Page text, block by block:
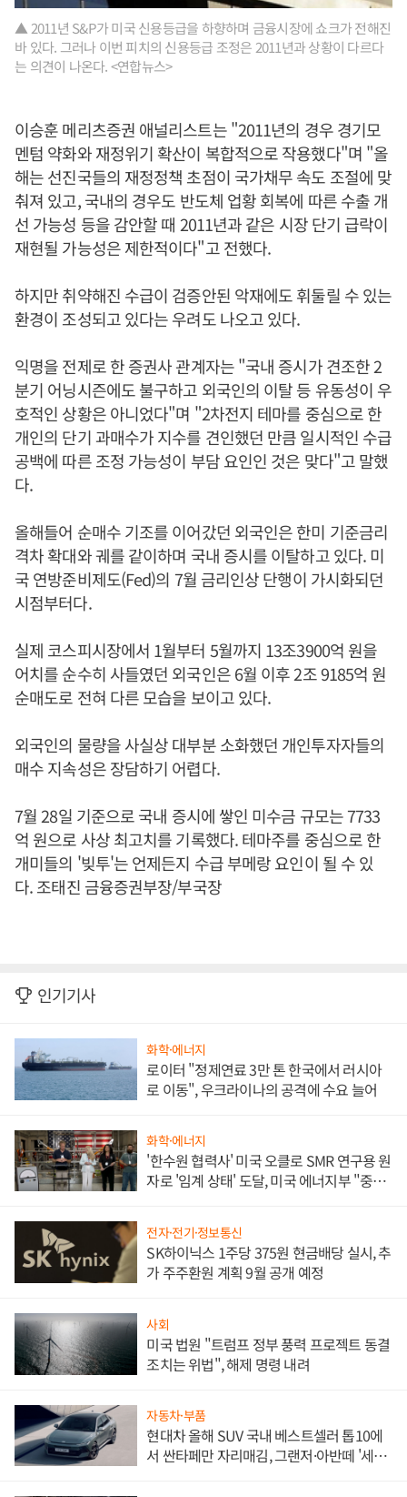
▲ 2011년 S&P가 미국 신용등급을 하향하며 금융시장에 쇼크가 전해진
바 있다. 그러나 이번 피치의 신용등급 조정은 2011년과 상황이 다르다
는 의견이 나온다. <연합뉴스>
이승훈 메리츠증권 애널리스트는 "2011년의 경우 경기모
멘텀 약화와 재정위기 확산이 복합적으로 작용했다"며 "올
해는 선진국들의 재정정책 초점이 국가채무 속도 조절에 맞
춰져 있고, 국내의 경우도 반도체 업황 회복에 따른 수출 개
선 가능성 등을 감안할 때 2011년과 같은 시장 단기 급락이
재현될 가능성은 제한적이다"고 전했다.
하지만 취약해진 수급이 검증안된 악재에도 휘둘릴 수 있는
환경이 조성되고 있다는 우려도 나오고 있다.
익명을 전제로 한 증권사 관계자는 "국내 증시가 견조한 2
분기 어닝시즌에도 불구하고 외국인의 이탈 등 유동성이 우
호적인 상황은 아니었다"며 "2차전지 테마를 중심으로 한
개인의 단기 과매수가 지수를 견인했던 만큼 일시적인 수급
공백에 따른 조정 가능성이 부담 요인인 것은 맞다"고 말했
다.
올해들어 순매수 기조를 이어갔던 외국인은 한미 기준금리
격차 확대와 궤를 같이하며 국내 증시를 이탈하고 있다. 미
국 연방준비제도(Fed)의 7월 금리인상 단행이 가시화되던
시점부터다.
실제 코스피시장에서 1월부터 5월까지 13조3900억 원을
어치를 순수히 사들였던 외국인은 6월 이후 2조 9185억 원
순매도로 전혀 다른 모습을 보이고 있다.
외국인의 물량을 사실상 대부분 소화했던 개인투자자들의
매수 지속성은 장담하기 어렵다.
7월 28일 기준으로 국내 증시에 쌓인 미수금 규모는 7733
억 원으로 사상 최고치를 기록했다. 테마주를 중심으로 한
개미들의 '빚투'는 언제든지 수급 부메랑 요인이 될 수 있
다. 조태진 금융증권부장/부국장
인기기사
화학·에너지
로이터 "정제연료 3만 톤 한국에서 러시아
로 이동", 우크라이나의 공격에 수요 늘어
화학·에너지
'한수원 협력사' 미국 오클로 SMR 연구용 원
자로 '임계 상태' 도달, 미국 에너지부 "중요
전자·전기·정보통신
SK하이닉스 1주당 375원 현금배당 실시, 추
가 주주환원 계획 9월 공개 예정
사회
미국 법원 "트럼프 정부 풍력 프로젝트 동결
조치는 위법", 해제 명령 내려
자동차·부품
현대차 올해 SUV 국내 베스트셀러 톱10에
서 싼타페만 자리매김, 그랜저·아반떼 '세단